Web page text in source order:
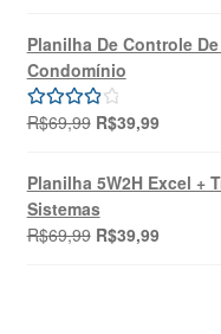
original
era:
R$49,90.
atual
é:
Planilha De Controle
Condomínio
Avaliação
R$69,99 O
original
era:
R$69,99.
R$39,99O
atual
é:
R$39,99.
Planilha 5W2H Excel +
Sistemas
R$69,99 O
R$39,99O